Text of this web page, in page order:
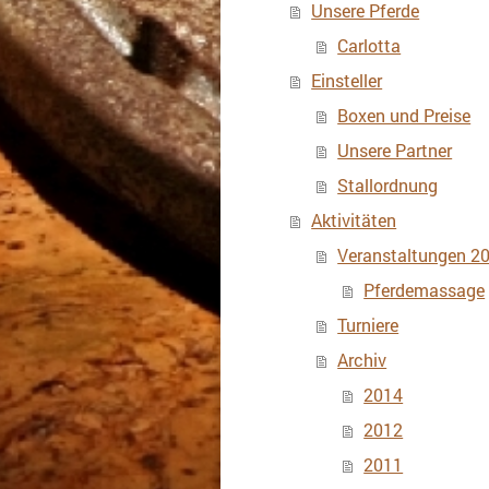
Unsere Pferde
Carlotta
Einsteller
Boxen und Preise
Unsere Partner
Stallordnung
Aktivitäten
Veranstaltungen
Pferdemassage
Turniere
Archiv
2014
2012
2011